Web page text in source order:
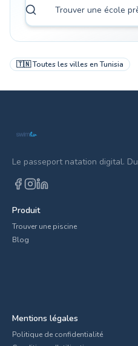
🇹🇳Toutes les villes en Tunisia
Le passeport natation digital.
Produit
Trouver une piscine
Blog
Mentions légales
Politique de confidentialité